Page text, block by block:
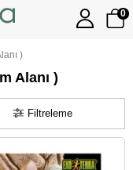
0
)
Alanı )
Filtreleme